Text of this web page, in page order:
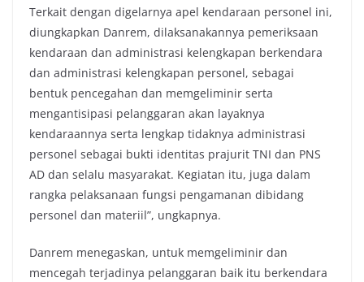
Terkait dengan digelarnya apel kendaraan personel ini,
diungkapkan Danrem, dilaksanakannya pemeriksaan
kendaraan dan administrasi kelengkapan berkendara
dan administrasi kelengkapan personel, sebagai
bentuk pencegahan dan memgeliminir serta
mengantisipasi pelanggaran akan layaknya
kendaraannya serta lengkap tidaknya administrasi
personel sebagai bukti identitas prajurit TNI dan PNS
AD dan selalu masyarakat. Kegiatan itu, juga dalam
rangka pelaksanaan fungsi pengamanan dibidang
personel dan materiil”, ungkapnya.
Danrem menegaskan, untuk memgeliminir dan
mencegah terjadinya pelanggaran baik itu berkendara